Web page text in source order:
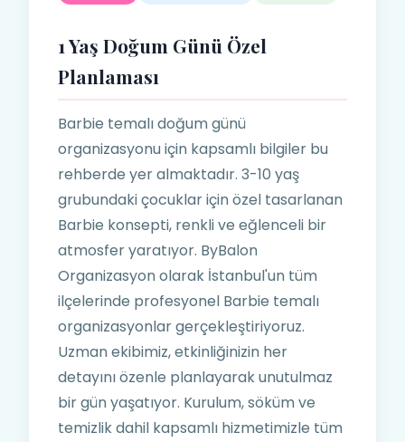
1 Yaş Doğum Günü Özel
Planlaması
Barbie temalı doğum günü
organizasyonu için kapsamlı bilgiler bu
rehberde yer almaktadır. 3-10 yaş
grubundaki çocuklar için özel tasarlanan
Barbie konsepti, renkli ve eğlenceli bir
atmosfer yaratıyor. ByBalon
Organizasyon olarak İstanbul'un tüm
ilçelerinde profesyonel Barbie temalı
organizasyonlar gerçekleştiriyoruz.
Uzman ekibimiz, etkinliğinizin her
detayını özenle planlayarak unutulmaz
bir gün yaşatıyor. Kurulum, söküm ve
temizlik dahil kapsamlı hizmetimizle tüm